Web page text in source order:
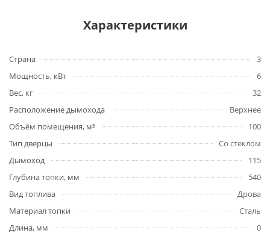
Характеристики
Страна
3
Мощность, кВт
6
Вес, кг
32
Расположение дымохода
Верхнее
Объём помещения, м³
100
Тип дверцы
Со стеклом
Дымоход
115
Глубина топки, мм
540
Вид топлива
Дрова
Материал топки
Сталь
Длина, мм
0